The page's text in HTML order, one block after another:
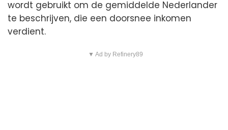
wordt gebruikt om de gemiddelde Nederlander
te beschrijven, die een doorsnee inkomen
verdient.
▼ Ad by Refinery89